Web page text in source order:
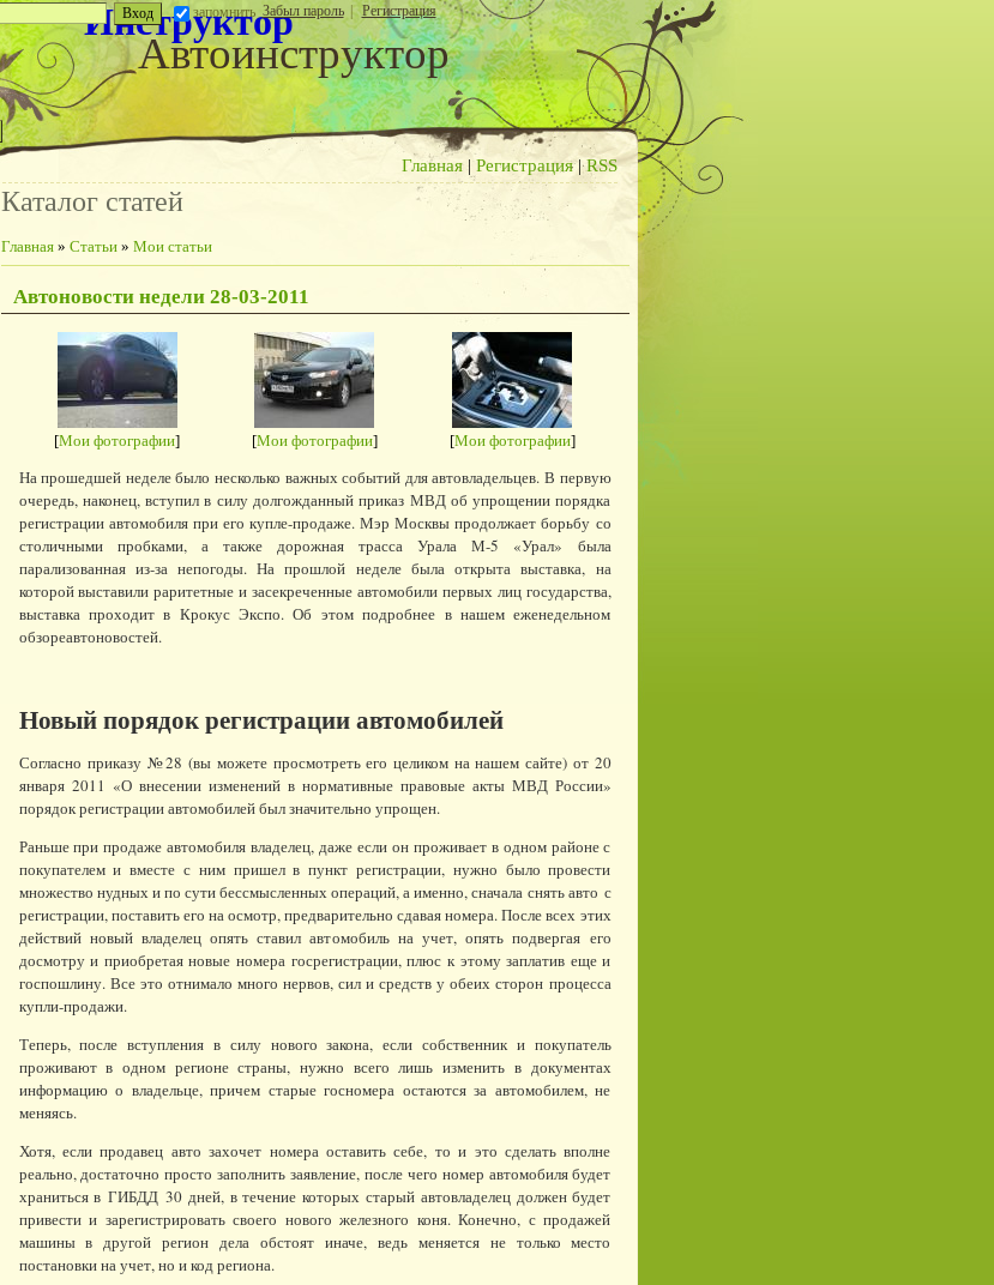
запомнить Забыл пароль | Регистрация
Автоинструктор
Инструктор
Главная| Регистрация|RSS
Каталог статей
Главная» Статьи» Мои статьи
Автоновости недели 28-03-2011
[Мои фотографии] [Мои фотографии] [Мои фотографии]
На прошедшей неделе было несколько важных событий для автовладельцев. В первую
очередь, наконец, вступил в силу долгожданный приказ МВД об упрощении порядка
регистрации автомобиля при его купле-продаже. Мэр Москвы продолжает борьбу со
столичными пробками, а также дорожная трасса Урала М-5 «Урал» была
парализованная из-за непогоды. На прошлой неделе была открыта выставка, на
которой выставили раритетные и засекреченные автомобили первых лиц государства,
выставка проходит в Крокус Экспо. Об этом подробнее в нашем еженедельном
обзореавтоновостей.
Новый порядок регистрации автомобилей
Согласно приказу №28 (вы можете просмотреть его целиком на нашем сайте) от 20
января 2011 «О внесении изменений в нормативные правовые акты МВД России»
порядок регистрации автомобилей был значительно упрощен.
Раньше при продаже автомобиля владелец, даже если он проживает в одном районе с
покупателем и вместе с ним пришел в пункт регистрации, нужно было провести
множество нудных и по сути бессмысленных операций, а именно, сначала снять авто с
регистрации, поставить его на осмотр, предварительно сдавая номера. После всех этих
действий новый владелец опять ставил автомобиль на учет, опять подвергая его
досмотру и приобретая новые номера госрегистрации, плюс к этому заплатив еще и
госпошлину. Все это отнимало много нервов, сил и средств у обеих сторон процесса
купли-продажи.
Теперь, после вступления в силу нового закона, если собственник и покупатель
проживают в одном регионе страны, нужно всего лишь изменить в документах
информацию о владельце, причем старые госномера остаются за автомобилем, не
меняясь.
Хотя, если продавец авто захочет номера оставить себе, то и это сделать вполне
реально, достаточно просто заполнить заявление, после чего номер автомобиля будет
храниться в ГИБДД 30 дней, в течение которых старый автовладелец должен будет
привести и зарегистрировать своего нового железного коня. Конечно, с продажей
машины в другой регион дела обстоят иначе, ведь меняется не только место
постановки на учет, но и код региона.